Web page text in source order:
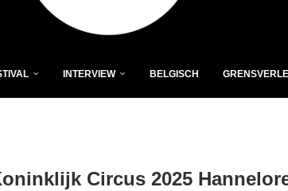
INTERVIEW BELGISCH
Circus 2025